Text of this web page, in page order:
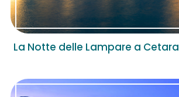
La Notte delle Lampare a Cetara